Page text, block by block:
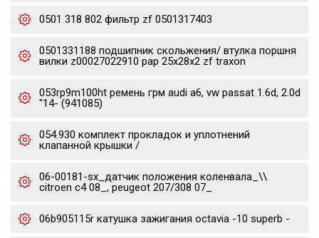
0501 318 802 фильтр zf 0501317403
0501331188 подшипник скольжения/ втулка поршня
вилки z00027022910 pap 25x28x2 zf traxon
053rp9m100ht ремень грм audi a6, vw passat 1.6d, 2.0d
"14- (941085)
054.930 комплект прокладок и уплотнений
клапанной крышки /
06-00181-sx_датчик положения коленвала_\\
citroen c4 08_, peugeot 207/308 07_
06b905115r катушка зажигания octavia -10 superb -